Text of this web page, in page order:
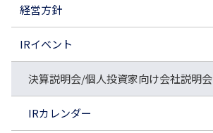
経営方針
IRイベント
決算説明会/個人投資家向け会社説明会
IRカレンダー